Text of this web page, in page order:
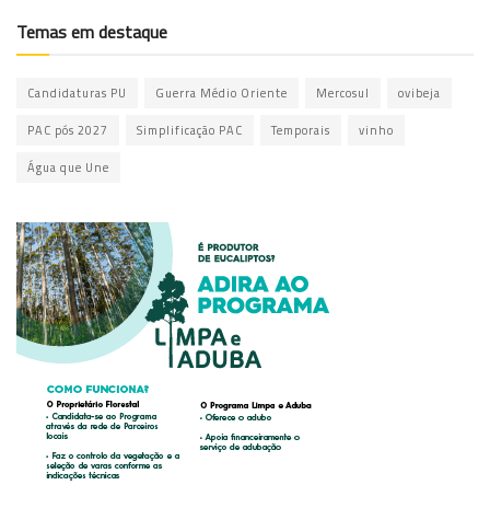
Temas em destaque
Candidaturas PU Guerra Médio Oriente Mercosul ovibeja
PAC pós 2027 Simplificação PAC Temporais vinho
Água que Une